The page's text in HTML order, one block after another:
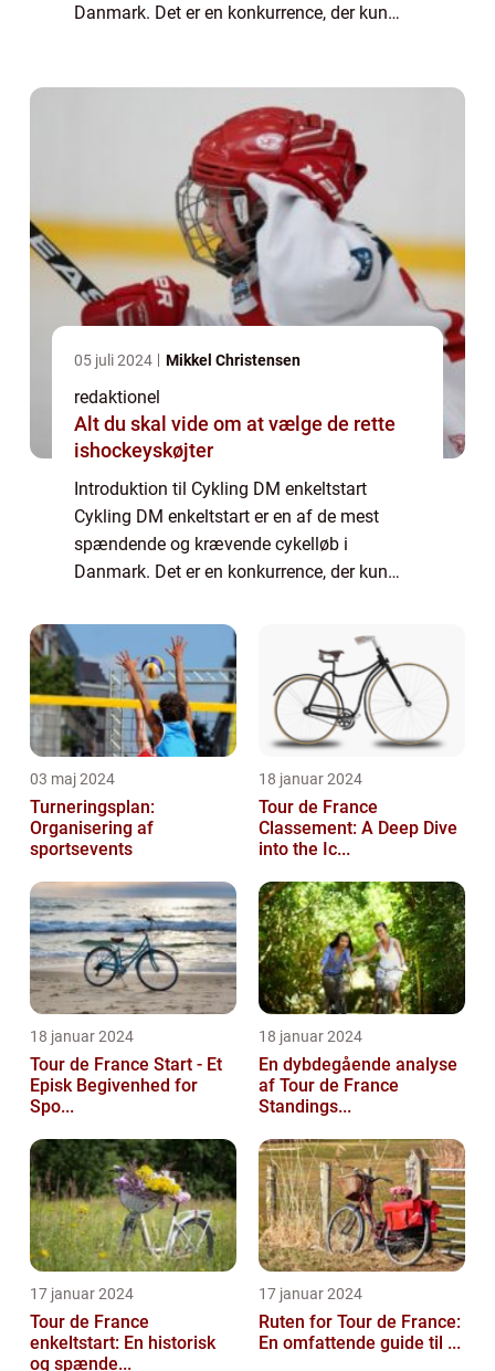
Danmark. Det er en konkurrence, der kun
05 juli 2024 Mikkel Christensen
redaktionel
Alt du skal vide om at vælge de rette
ishockeyskøjter
Introduktion til Cykling DM enkeltstart
Cykling DM enkeltstart er en af de mest
spændende og krævende cykelløb i
Danmark. Det er en konkurrence, der kun
tekniske færdigheder, og det tiltrækker både
professionelle...
03 maj 2024
Turneringsplan:
Organisering af
sportsevents
18 januar 2024
Tour de France
Classement: A Deep Dive
into the Ic...
18 januar 2024
Tour de France Start - Et
Episk Begivenhed for
Spo...
18 januar 2024
En dybdegående analyse
af Tour de France
Standings...
17 januar 2024
Tour de France
enkeltstart: En historisk
og spænde...
17 januar 2024
Ruten for Tour de France:
En omfattende guide til ...